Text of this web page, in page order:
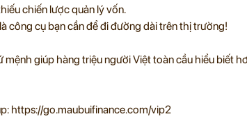
chiến lược quản lý vốn.
công cụ bạn cần để đi đường dài trên thị trường!
mệnh giúp hàng triệu người Việt toàn cầu hiểu biết
https://go.maubuifinance.com/vip2